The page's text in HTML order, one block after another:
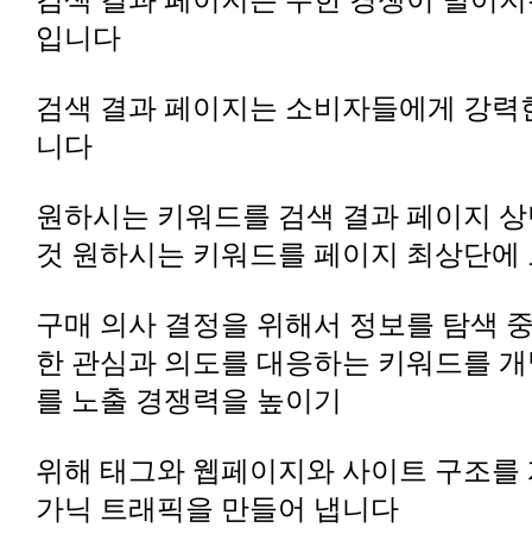
입니다
니다
것 원하시는 키워드를 페이지 최상단에
를 노출 경쟁력을 높이기
가닉 트래픽을 만들어 냅니다